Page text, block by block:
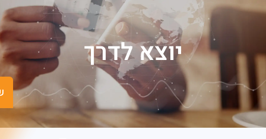
שישים
יוצא לדרך